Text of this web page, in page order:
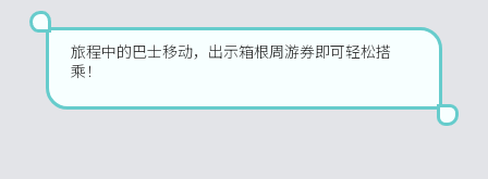
旅程中的巴士移动，出示箱根周游券即可轻松搭
乘！